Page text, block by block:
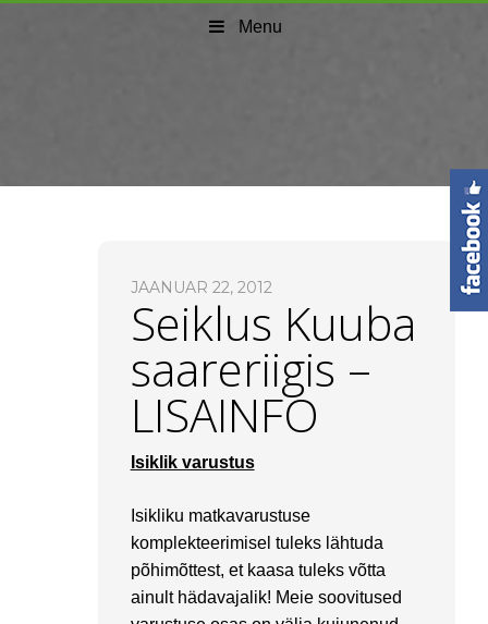
Menu
JAANUAR 22, 2012
Seiklus Kuuba
saareriigis –
LISAINFO
Isiklik varustus
Isikliku matkavarustuse
komplekteerimisel tuleks lähtuda
põhimõttest, et kaasa tuleks võtta
ainult hädavajalik! Meie soovitused